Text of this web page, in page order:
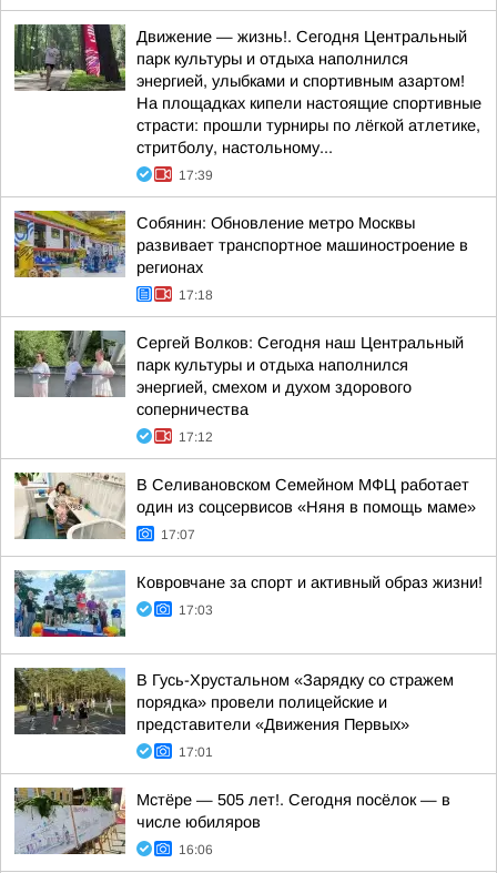
Движение — жизнь!. Сегодня Центральный
парк культуры и отдыха наполнился
энергией, улыбками и спортивным азартом!
На площадках кипели настоящие спортивные
страсти: прошли турниры по лёгкой атлетике,
стритболу, настольному...
17:39
Собянин: Обновление метро Москвы
развивает транспортное машиностроение в
регионах
17:18
Сергей Волков: Сегодня наш Центральный
парк культуры и отдыха наполнился
энергией, смехом и духом здорового
соперничества
17:12
В Селивановском Семейном МФЦ работает
один из соцсервисов «Няня в помощь маме»
17:07
Ковровчане за спорт и активный образ жизни!
17:03
В Гусь-Хрустальном «Зарядку со стражем
порядка» провели полицейские и
представители «Движения Первых»
17:01
Мстёре — 505 лет!. Сегодня посёлок — в
числе юбиляров
16:06